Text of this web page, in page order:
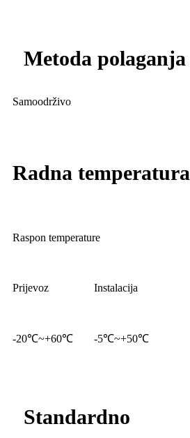
Metoda polaganja
Samoodrživo
Radna temperatura
Raspon temperature
Prijevoz Instalacija
-20℃~+60℃ -5℃~+50℃
Standardno